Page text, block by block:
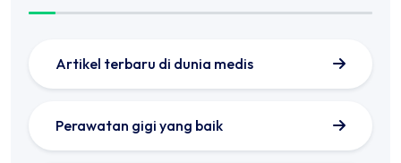
Artikel terbaru di dunia medis
Perawatan gigi yang baik